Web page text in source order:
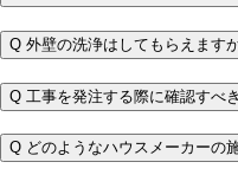
Q 外壁の洗浄はしてもらえます
Q 工事を発注する際に確認すべ
Q どのようなハウスメーカーの